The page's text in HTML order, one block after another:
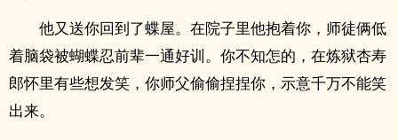
他又送你回到了蝶屋。在院子里他抱着你，师徒俩低
着脑袋被蝴蝶忍前辈一通好训。你不知怎的，在炼狱杏寿
郎怀里有些想发笑，你师父偷偷捏捏你，示意千万不能笑
出来。